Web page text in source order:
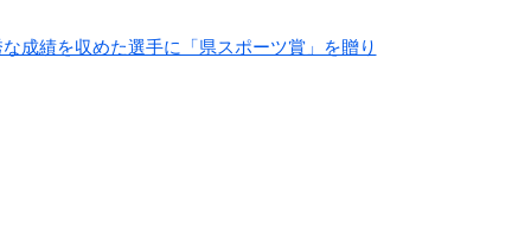
成績を収めた選手に「県スポーツ賞」を贈り